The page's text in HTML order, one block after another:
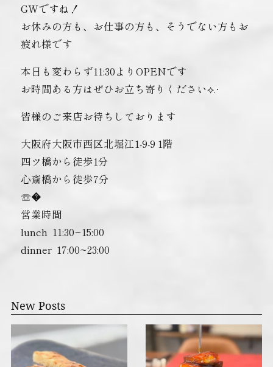
GWですね！
お休みの方も、お仕事の方も、そうでない方もお
疲れ様です
本日も変わらず11:30よりOPENです
お時間ある方はぜひお立ち寄りください⟡.·
皆様のご来店お待ちしております
大阪府大阪市西区北堀江1-9-9 1階
四ツ橋から徒歩1分
心斎橋から徒歩7分
☏�
営業時間
lunch ︎ 11:30~15:00
dinner ︎ 17:00~23:00
New Posts